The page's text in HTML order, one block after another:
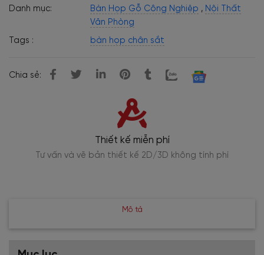
Danh mục: Bàn Họp Gỗ Công Nghiệp , Nội Thất
Văn Phòng
Tags :
bàn họp chân sắt
Chia sẻ:
Thiết kế miễn phí
Tư vấn và vẽ bản thiết kế 2D/3D không tính phí
Mô tả